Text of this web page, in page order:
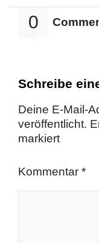
0
Schreibe
Deine E-Mail-
veröffentlicht.
markiert
Kommentar *